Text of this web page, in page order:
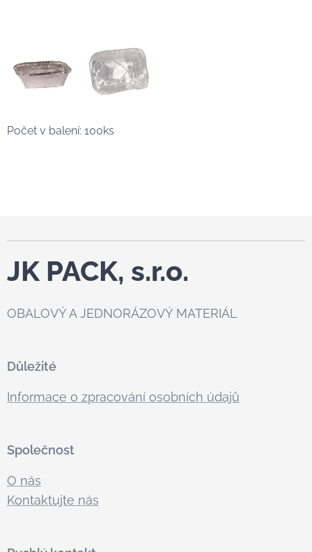
Počet v balení: 100ks
JK PACK, s.r.o.
OBALOVÝ A JEDNORÁZOVÝ MATERIÁL
Důležité
Informace o zpracování osobních údajů
Společnost
O nás
Kontaktujte nás